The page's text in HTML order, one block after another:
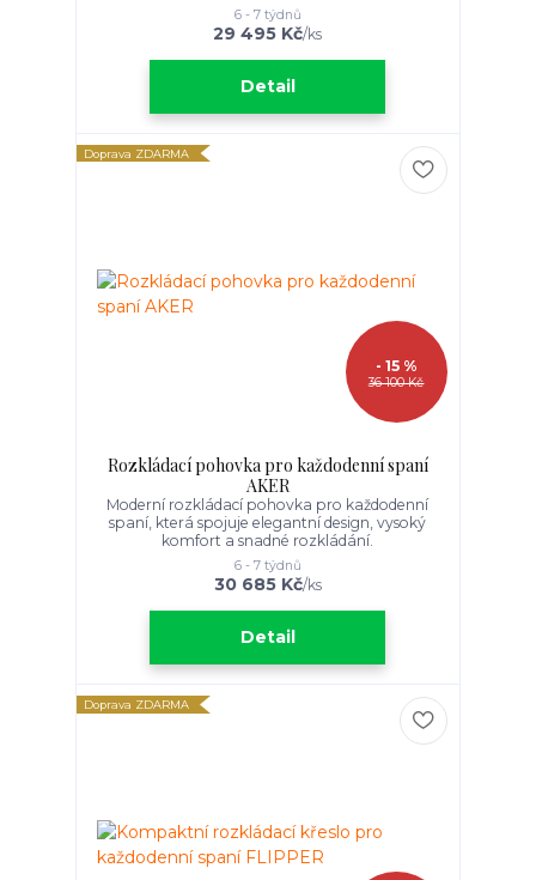
29 495 Kč/ks
6 - 7 týdnů
Detail
Doprava ZDARMA
36 100 Kč
- 15 %
Rozkládací pohovka pro každodenní spaní
AKER
Moderní rozkládací pohovka pro každodenní
spaní, která spojuje elegantní design, vysoký
komfort a snadné rozkládání.
30 685 Kč/ks
6 - 7 týdnů
Detail
Doprava ZDARMA